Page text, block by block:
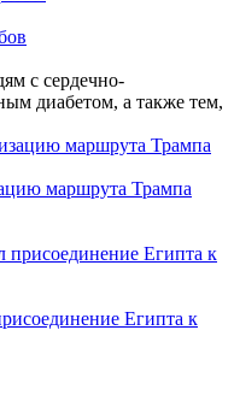
с сердечно-
диабетом, а также тем,
маршрута Трампа
Египта к